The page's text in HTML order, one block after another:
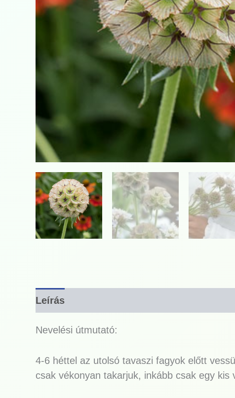
Leírás
Nevelési útmutató:
4-6 héttel az utolsó tavaszi fagyok előtt
csak vékonyan takarjuk, inkább csak egy